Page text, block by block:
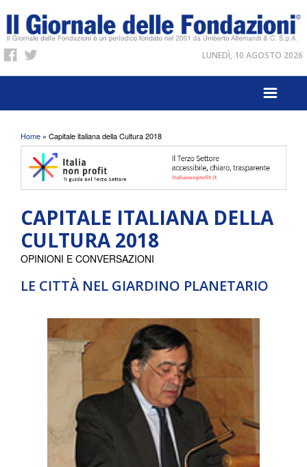
LUNEDÌ, 10 AGOSTO 2026
Tu sei qui
Home » Capitale italiana della Cultura 2018
CAPITALE ITALIANA DELLA
CULTURA 2018
LE CITTÀ NEL GIARDINO PLANETARIO
OPINIONI E CONVERSAZIONI